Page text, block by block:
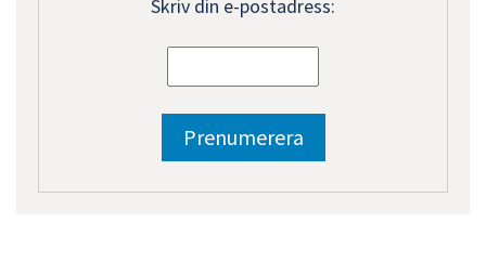
Skriv din e-postadress: